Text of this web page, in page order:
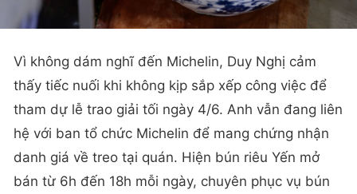
Vì không dám nghĩ đến Michelin, Duy Nghị cảm
thấy tiếc nuối khi không kịp sắp xếp công việc để
tham dự lễ trao giải tối ngày 4/6. Anh vẫn đang liên
hệ với ban tổ chức Michelin để mang chứng nhận
danh giá về treo tại quán. Hiện bún riêu Yến mở
bán từ 6h đến 18h mỗi ngày, chuyên phục vụ bún